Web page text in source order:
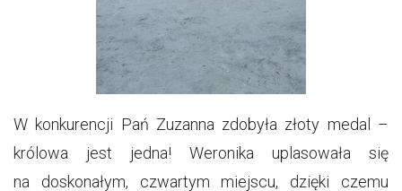
W konkurencji Pań Zuzanna zdobyła złoty medal –
królowa jest jedna! Weronika uplasowała się
na doskonałym, czwartym miejscu, dzięki czemu